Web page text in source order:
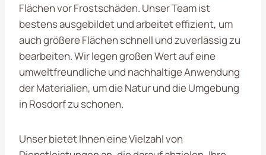
Flächen vor Frostschäden. Unser Team ist
bestens ausgebildet und arbeitet effizient, um
auch größere Flächen schnell und zuverlässig zu
bearbeiten. Wir legen großen Wert auf eine
umweltfreundliche und nachhaltige Anwendung
der Materialien, um die Natur und die Umgebung
in Rosdorf zu schonen.
Unser bietet Ihnen eine Vielzahl von